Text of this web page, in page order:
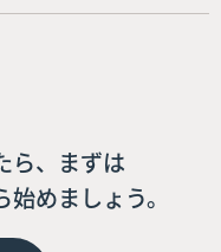
ら、まずは
めましょう。